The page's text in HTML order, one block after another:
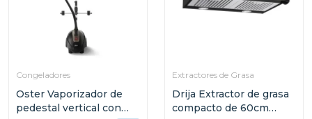
Congeladores
Oster Vaporizador de
pedestal vertical con
Extractores de Grasa
Drija Extractor de grasa
compacto de 60cm